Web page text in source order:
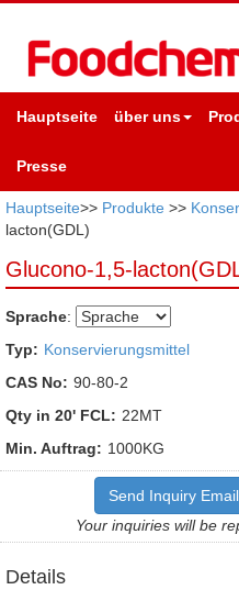
Hauptseite über uns
Presse
Hauptseite>> Produkte >>
lacton(GDL)
Glucono-1,5-
Sprache:
Typ: Konservierungsmittel
CAS No: 90-80-2
Qty in 20' FCL: 22MT
Min. Auftrag: 1000KG
Send Inquiry Email
Your inquiries will be
Details